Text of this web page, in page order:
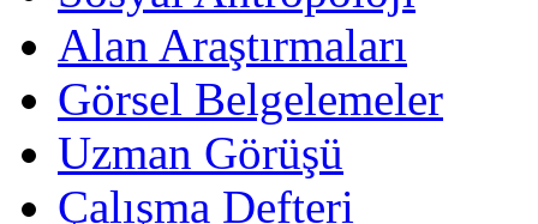
Alan Araştırmaları
Görsel Belgelemeler
Uzman Görüşü
Çalışma Defteri